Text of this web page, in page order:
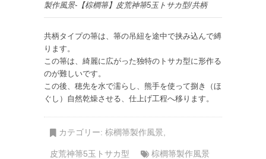
製作風景-【棕櫚箒】皮荒神箒5玉トサカ型/共柄
共柄タイプの箒は、箒の吊紐を途中で挟み込んで縛
ります。
この箒は、綺麗に広がった独特のトサカ型に形作る
のが難しいです。
この後、穂先を水で濡らし、熊手を使って捌き（ほ
ぐし）自然乾燥させる、仕上げ工程へ移ります。
カテゴリー: 棕櫚箒製作風景
皮荒神箒5玉トサカ型 棕櫚箒製作風景